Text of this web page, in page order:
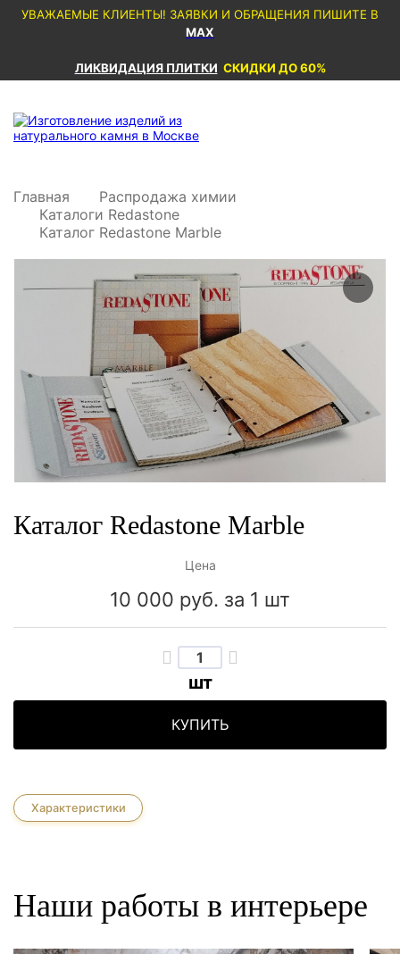
УВАЖАЕМЫЕ КЛИЕНТЫ! ЗАЯВКИ И ОБРАЩЕНИЯ ПИШИТЕ В
MAX
ЛИКВИДАЦИЯ ПЛИТКИ СКИДКИ ДО 60%
Главная
Распродажа химии
Каталоги Redastone
Каталог Redastone Marble
Каталог Redastone Marble
Цена
10 000 руб. за 1 шт
шт
КУПИТЬ
Характеристики
Наши работы в интерьере